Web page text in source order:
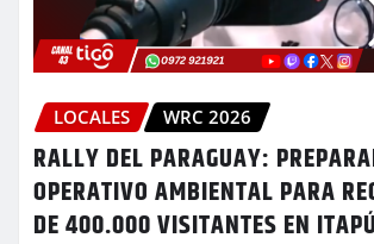
LOCALES WRC 2026
RALLY DEL PARAGUAY:
OPERATIVO AMBIENTAL PARA
DE 400.000 VISITANTES EN